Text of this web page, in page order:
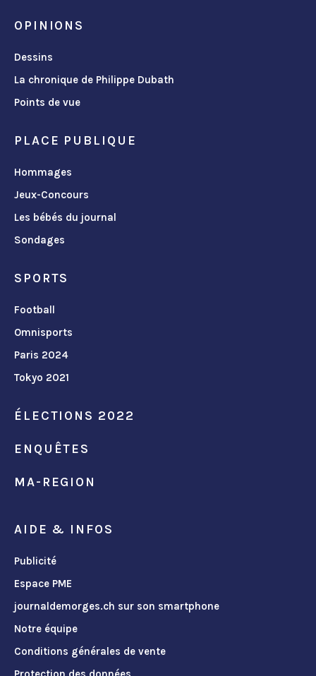
OPINIONS
Dessins
La chronique de Philippe Dubath
Points de vue
PLACE PUBLIQUE
Hommages
Jeux-Concours
Les bébés du journal
Sondages
SPORTS
Football
Omnisports
Paris 2024
Tokyo 2021
ÉLECTIONS 2022
ENQUÊTES
MA-REGION
AIDE & INFOS
Publicité
Espace PME
journaldemorges.ch sur son smartphone
Notre équipe
Conditions générales de vente